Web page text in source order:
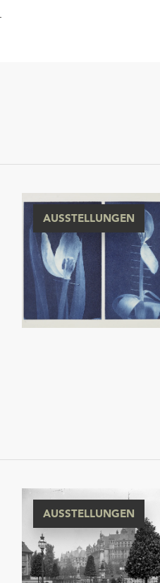
AUSSTELLUNGEN
AUSSTELLUNGEN